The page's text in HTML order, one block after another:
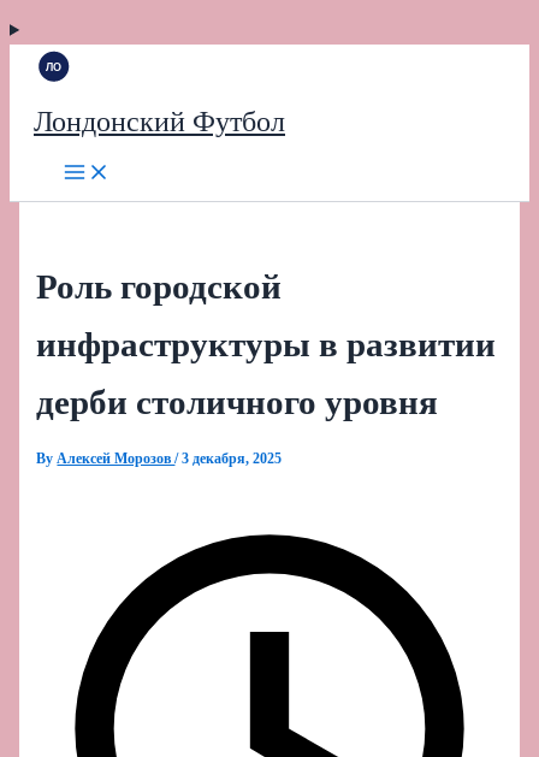
Лондонский Футбол
Роль городской
инфраструктуры в развитии
дерби столичного уровня
ByАлексей Морозов/3 декабря, 2025